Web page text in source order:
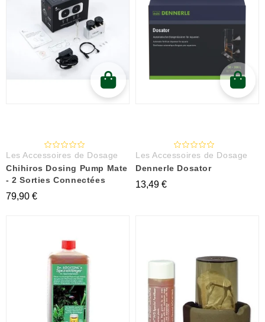
Les Accessoires de Dosage
Chihiros Dosing Pump Mate
- 2 Sorties Connectées
79,90 €
Les Accessoires de Dosage
Dennerle Dosator
13,49 €